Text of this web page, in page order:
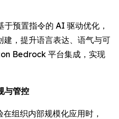
于预置指令的 AI 驱动优化，
，提升语言表达、语气与可
Bedrock 平台集成，实现
与管控
组织内部规模化应用时，